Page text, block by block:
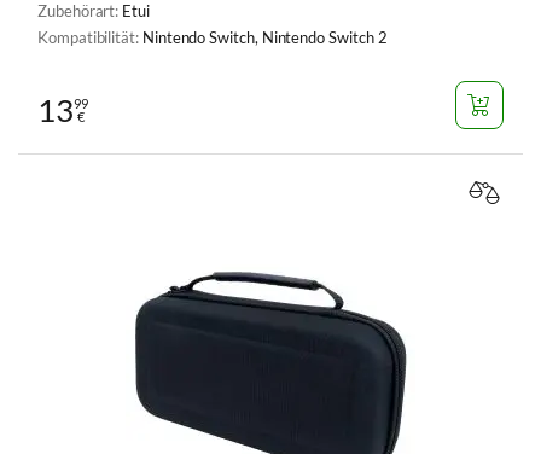
Zubehörart: Etui
Kompatibilität: Nintendo Switch, Nintendo Switch 2
1399
€